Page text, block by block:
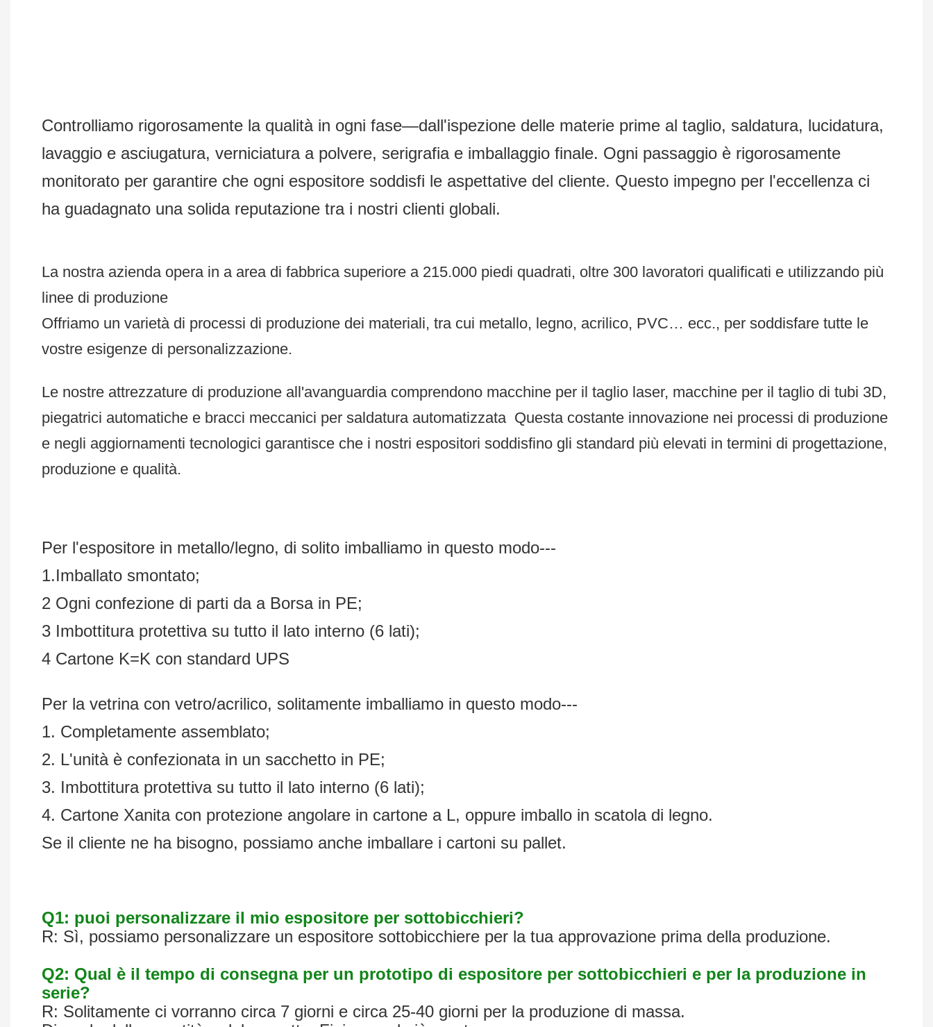
Controlliamo rigorosamente la qualità in ogni fase—dall'ispezione delle materie prime al taglio, saldatura, lucidatura,
lavaggio e asciugatura, verniciatura a polvere, serigrafia e imballaggio finale. Ogni passaggio è rigorosamente
monitorato per garantire che ogni espositore soddisfi le aspettative del cliente. Questo impegno per l'eccellenza ci
ha guadagnato una solida reputazione tra i nostri clienti globali.
La nostra azienda opera in a area di fabbrica superiore a 215.000 piedi quadrati, oltre 300 lavoratori qualificati e utilizzando più
linee di produzione
Offriamo un varietà di processi di produzione dei materiali, tra cui metallo, legno, acrilico, PVC… ecc., per soddisfare tutte le
vostre esigenze di personalizzazione.
Le nostre attrezzature di produzione all'avanguardia comprendono macchine per il taglio laser, macchine per il taglio di tubi 3D,
piegatrici automatiche e bracci meccanici per saldatura automatizzata Questa costante innovazione nei processi di produzione
e negli aggiornamenti tecnologici garantisce che i nostri espositori soddisfino gli standard più elevati in termini di progettazione,
produzione e qualità.
Per l'espositore in metallo/legno, di solito imballiamo in questo modo---
1.Imballato smontato;
2 Ogni confezione di parti da a Borsa in PE;
3 Imbottitura protettiva su tutto il lato interno (6 lati);
4 Cartone K=K con standard UPS
Per la vetrina con vetro/acrilico, solitamente imballiamo in questo modo---
1. Completamente assemblato;
2. L'unità è confezionata in un sacchetto in PE;
3. Imbottitura protettiva su tutto il lato interno (6 lati);
4. Cartone Xanita con protezione angolare in cartone a L, oppure imballo in scatola di legno.
Se il cliente ne ha bisogno, possiamo anche imballare i cartoni su pallet.
Q1: puoi personalizzare il mio espositore per sottobicchieri?
R: Sì, possiamo personalizzare un espositore sottobicchiere per la tua approvazione prima della produzione.
Q2: Qual è il tempo di consegna per un prototipo di espositore per sottobicchieri e per la produzione in
serie?
R: Solitamente ci vorranno circa 7 giorni e circa 25-40 giorni per la produzione di massa.